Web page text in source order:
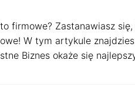
firmowe? Zastanawiasz
W tym artykule
Biznes okaże się